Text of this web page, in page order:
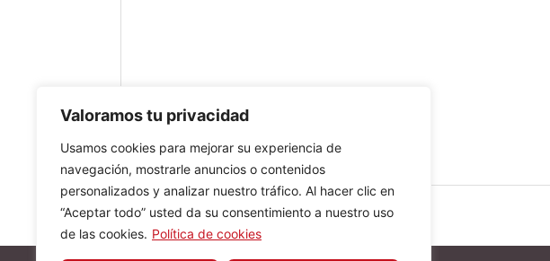
Valoramos tu privacidad
Usamos cookies para mejorar su experiencia de
navegación, mostrarle anuncios o contenidos
personalizados y analizar nuestro tráfico. Al hacer clic en
“Aceptar todo” usted da su consentimiento a nuestro uso
de las cookies. Política de cookies